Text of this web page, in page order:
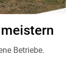
Betriebe.